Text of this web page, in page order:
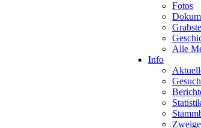
Fotos
Alle
Info
Zweige